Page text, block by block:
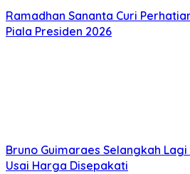
Ramadhan Sananta Curi
Piala Presiden 2026
Bruno Guimaraes Selangkah
Usai Harga Disepakati